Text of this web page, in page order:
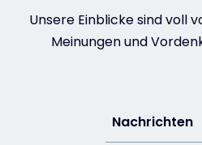
Exclusive Access -
Unsere Einblicke sind voll
Meinungen und
Nachrichten